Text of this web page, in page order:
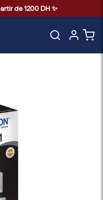
de 1200 DH ✨